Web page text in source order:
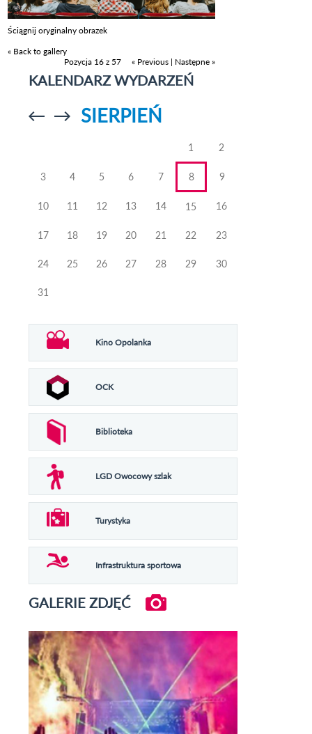
Ściągnij oryginalny obrazek
« Back to gallery
Pozycja 16 z 57
« Previous | Następne »
KALENDARZ WYDARZEŃ
Przejdź doPrzejdź do
SIERPIEŃ
1 2
3 4 5 6 7 8 9
10 11 12 13 14 15 16
17 18 19 20 21 22 23
24 25 26 27 28 29 30
31
Kino Opolanka
OCK
Biblioteka
LGD Owocowy szlak
Turystyka
Infrastruktura sportowa
GALERIE ZDJĘĆ